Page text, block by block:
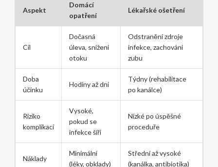
Aspekt
Domácí
opatření
Lékařské ošetření
Cíl
Dočasná
úleva, snížení
otoku
Odstranění zdroje
infekce, zachování
zubu
Doba
účinku
Hodiny až dní
Týdny (rehabilitace
po kanálce)
Riziko
komplikací
Vysoké,
pokud se
infekce šíří
Nízké po úspěšné
proceduře
Náklady
Minimální
(léky, obklady)
Střední až vysoké
(kanálka, antibiotika)